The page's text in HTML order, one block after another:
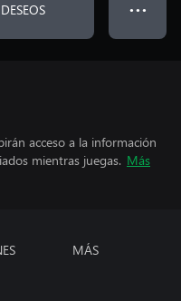
● ● ●
acceso a la información
mientras juegas. Más
MÁS